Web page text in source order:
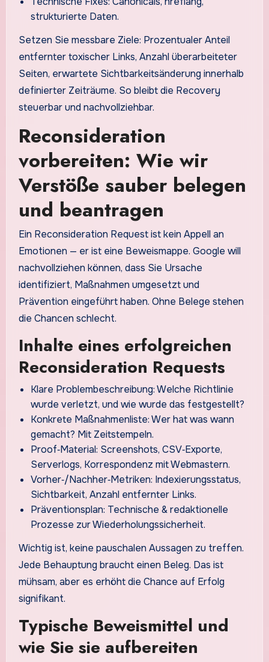
strukturierte Daten.
Setzen Sie messbare Ziele: Prozentualer Anteil
entfernter toxischer Links, Anzahl überarbeiteter
Seiten, erwartete Sichtbarkeitsänderung innerhalb
definierter Zeiträume. So bleibt die Recovery
steuerbar und nachvollziehbar.
Reconsideration
vorbereiten: Wie wir
Verstöße sauber belegen
und beantragen
Ein Reconsideration Request ist kein Appell an
Emotionen — er ist eine Beweismappe. Google will
nachvollziehen können, dass Sie Ursache
identifiziert, Maßnahmen umgesetzt und
Prävention eingeführt haben. Ohne Belege stehen
die Chancen schlecht.
Inhalte eines erfolgreichen
Reconsideration Requests
Klare Problembeschreibung: Welche Richtlinie
wurde verletzt, und wie wurde das festgestellt?
Konkrete Maßnahmenliste: Wer hat was wann
gemacht? Mit Zeitstempeln.
Proof‑Material: Screenshots, CSV‑Exporte,
Serverlogs, Korrespondenz mit Webmastern.
Vorher‑/Nachher‑Metriken: Indexierungsstatus,
Sichtbarkeit, Anzahl entfernter Links.
Präventionsplan: Technische & redaktionelle
Prozesse zur Wiederholungssicherheit.
Wichtig ist, keine pauschalen Aussagen zu treffen.
Jede Behauptung braucht einen Beleg. Das ist
mühsam, aber es erhöht die Chance auf Erfolg
signifikant.
Typische Beweismittel und
wie Sie sie aufbereiten